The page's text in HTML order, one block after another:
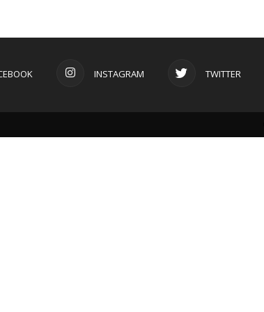
INSTAGRAM TWITTER